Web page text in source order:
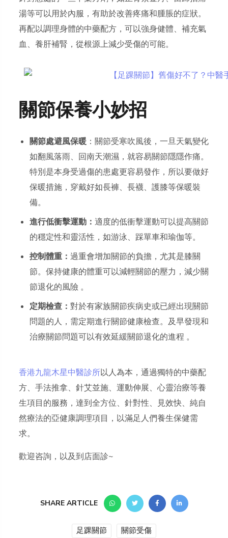
湯等可以用於內服，有助於改善疼痛和腫脹的症狀。
再配以調理身體的中藥配方，可以強身健體、補充氣
血、養肝補腎，從根源上減少受傷的可能。
關節保養小妙招
關節處避風保暖 ：關節受寒吹風後，一旦天氣變化
如翻風落雨、回南天潮濕，就容易關節隱隱作痛。
特別是本身受過傷的患處更容易發作，所以要做好
保暖措施，穿戴好如長褲、長襪、護膝等保暖裝
備。
進行低衝擊運動：適度的低衝擊運動可以提高關節
的穩定性和靈活性，如游泳、踩單車和瑜伽等。
控制體重：過重會增加關節的負擔，尤其是膝關
節。保持健康的體重可以減輕關節的壓力，減少關
節退化的風險 。
定期檢查：對於有家族關節疾病史或已經出現關節
問題的人，需定期進行關節健康檢查。及早發現和
治療關節問題可以有效延緩關節退化的進程 。
香港九龍木星中醫診所以人為本，通過獨特的中藥配
方、手法推拿、針艾並施、運動伸展、心靈治療等養
生項目的服務，達到全方位、針對性、見效快、純自
然療法的亞健康調理項目，以滿足人們養生保健需
求。
歡迎咨詢，以及到店面診~
SHARE ARTICLE
足踝關節 關節受傷